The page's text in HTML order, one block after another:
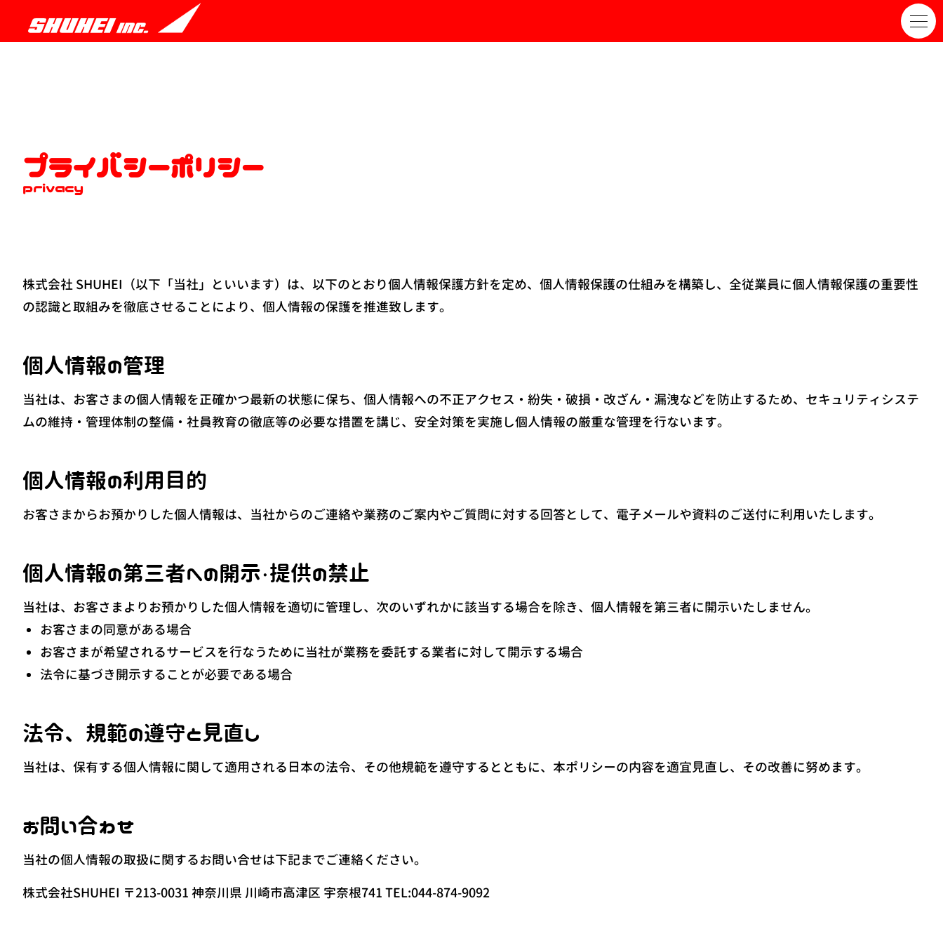
プライバシーポリシー
privacy
株式会社 SHUHEI（以下「当社」といいます）は、以下のとおり個人情報保護方針を定め、個人情報保護の仕組みを構築し、全従業員に個人情報保護の重要性
の認識と取組みを徹底させることにより、個人情報の保護を推進致します。
個人情報の管理
当社は、お客さまの個人情報を正確かつ最新の状態に保ち、個人情報への不正アクセス・紛失・破損・改ざん・漏洩などを防止するため、セキュリティシステ
ムの維持・管理体制の整備・社員教育の徹底等の必要な措置を講じ、安全対策を実施し個人情報の厳重な管理を行ないます。
個人情報の利用目的
お客さまからお預かりした個人情報は、当社からのご連絡や業務のご案内やご質問に対する回答として、電子メールや資料のご送付に利用いたします。
個人情報の第三者への開示・提供の禁止
当社は、お客さまよりお預かりした個人情報を適切に管理し、次のいずれかに該当する場合を除き、個人情報を第三者に開示いたしません。
お客さまの同意がある場合
お客さまが希望されるサービスを行なうために当社が業務を委託する業者に対して開示する場合
法令に基づき開示することが必要である場合
法令、規範の遵守と見直し
当社は、保有する個人情報に関して適用される日本の法令、その他規範を遵守するとともに、本ポリシーの内容を適宜見直し、その改善に努めます。
お問い合わせ
当社の個人情報の取扱に関するお問い合せは下記までご連絡ください。
株式会社SHUHEI 〒213-0031 神奈川県 川崎市高津区 宇奈根741 TEL:044-874-9092